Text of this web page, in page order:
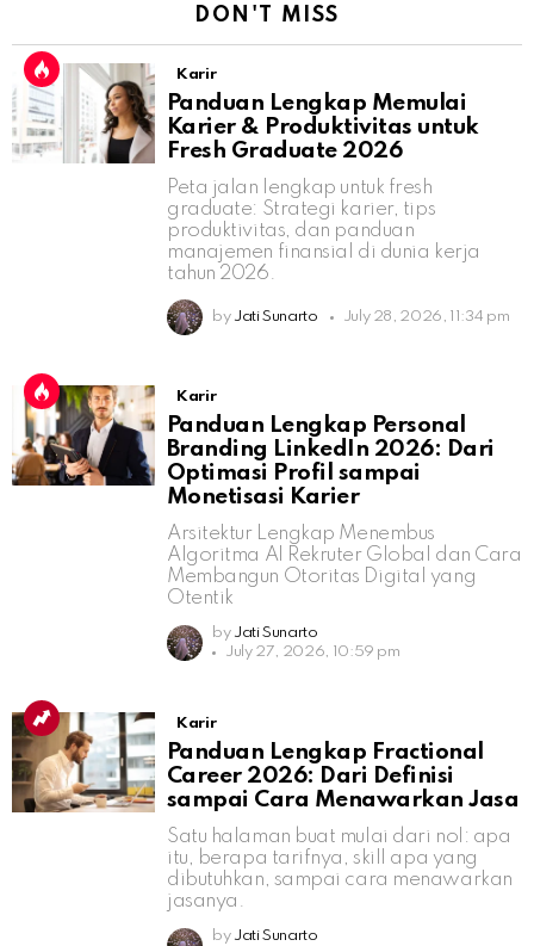
DON'T MISS
Karir
Panduan Lengkap Memulai
Karier & Produktivitas untuk
Fresh Graduate 2026
Peta jalan lengkap untuk fresh
graduate: Strategi karier, tips
produktivitas, dan panduan
manajemen finansial di dunia kerja
tahun 2026.
by Jati Sunarto July 28, 2026, 11:34 pm
Karir
Panduan Lengkap Personal
Branding LinkedIn 2026: Dari
Optimasi Profil sampai
Monetisasi Karier
Arsitektur Lengkap Menembus
Algoritma AI Rekruter Global dan Cara
Membangun Otoritas Digital yang
Otentik
by Jati Sunarto
July 27, 2026, 10:59 pm
Karir
Panduan Lengkap Fractional
Career 2026: Dari Definisi
sampai Cara Menawarkan Jasa
Satu halaman buat mulai dari nol: apa
itu, berapa tarifnya, skill apa yang
dibutuhkan, sampai cara menawarkan
jasanya.
by Jati Sunarto